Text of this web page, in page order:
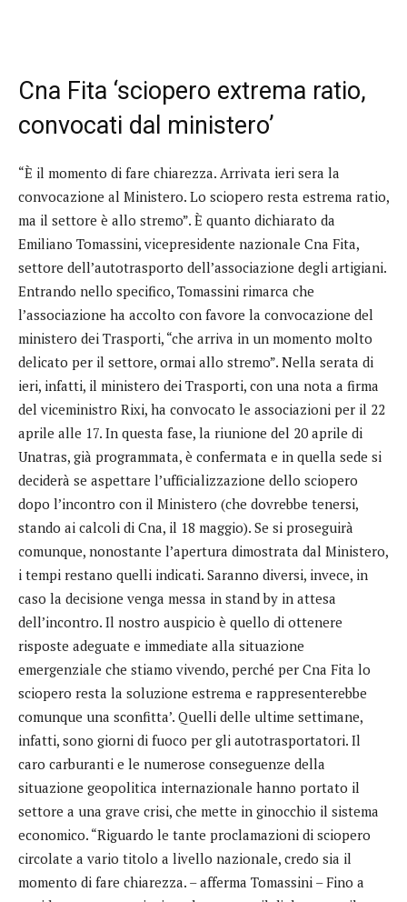
Cna Fita ‘sciopero extrema ratio,
convocati dal ministero’
“È il momento di fare chiarezza. Arrivata ieri sera la
convocazione al Ministero. Lo sciopero resta estrema ratio,
ma il settore è allo stremo”. È quanto dichiarato da
Emiliano Tomassini, vicepresidente nazionale Cna Fita,
settore dell’autotrasporto dell’associazione degli artigiani.
Entrando nello specifico, Tomassini rimarca che
l’associazione ha accolto con favore la convocazione del
ministero dei Trasporti, “che arriva in un momento molto
delicato per il settore, ormai allo stremo”. Nella serata di
ieri, infatti, il ministero dei Trasporti, con una nota a firma
del viceministro Rixi, ha convocato le associazioni per il 22
aprile alle 17. In questa fase, la riunione del 20 aprile di
Unatras, già programmata, è confermata e in quella sede si
deciderà se aspettare l’ufficializzazione dello sciopero
dopo l’incontro con il Ministero (che dovrebbe tenersi,
stando ai calcoli di Cna, il 18 maggio). Se si proseguirà
comunque, nonostante l’apertura dimostrata dal Ministero,
i tempi restano quelli indicati. Saranno diversi, invece, in
caso la decisione venga messa in stand by in attesa
dell’incontro. Il nostro auspicio è quello di ottenere
risposte adeguate e immediate alla situazione
emergenziale che stiamo vivendo, perché per Cna Fita lo
sciopero resta la soluzione estrema e rappresenterebbe
comunque una sconfitta’. Quelli delle ultime settimane,
infatti, sono giorni di fuoco per gli autotrasportatori. Il
caro carburanti e le numerose conseguenze della
situazione geopolitica internazionale hanno portato il
settore a una grave crisi, che mette in ginocchio il sistema
economico. “Riguardo le tante proclamazioni di sciopero
circolate a vario titolo a livello nazionale, credo sia il
momento di fare chiarezza. – afferma Tomassini – Fino a